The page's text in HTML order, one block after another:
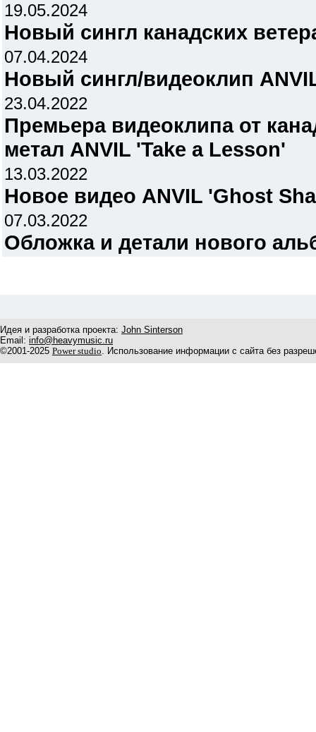
19.05.2024
Новый сингл канадских
07.04.2024
Новый сингл/видеоклип
23.04.2022
Премьера видеоклипа от
метал ANVIL 'Take a Lesson'
13.03.2022
Новое видео ANVIL 'Ghost
07.03.2022
Обложка и детали нового
Идея и разработка проекта: John Sinterson
Email: info@heavymusic.ru
©2001-2025 Power studio. Использование информации с сайта без